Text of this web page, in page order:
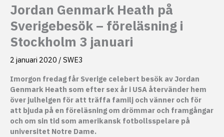
Jordan Genmark Heath på
Sverigebesök – föreläsning i
Stockholm 3 januari
2 januari 2020 / SWE3
Imorgon fredag får Sverige celebert besök av Jordan
Genmark Heath som efter sex år i USA återvänder hem
över julhelgen för att träffa familj och vänner och för
att bjuda på en föreläsning om drömmar och framgångar
och om sin tid som amerikansk fotbollsspelare på
universitet Notre Dame.